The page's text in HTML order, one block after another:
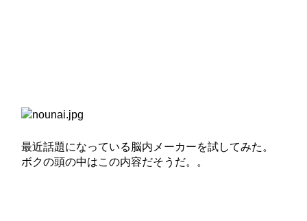
最近話題になっている脳内メーカーを試してみた。
ボクの頭の中はこの内容だそうだ。。